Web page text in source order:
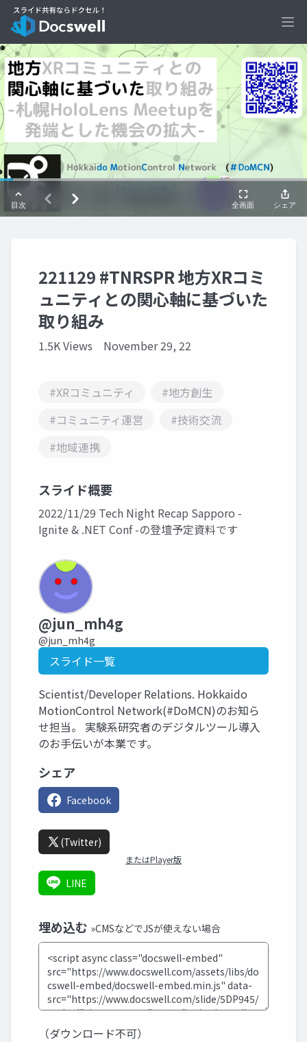
221129 #TNRSPR 地方XRコミ
ュニティとの関心軸に基づいた
取り組み
1.5K Views November 29, 22
#XRコミュニティ
#地方創生
#コミュニティ運営
#技術交流
#地域連携
スライド概要
2022/11/29 Tech Night Recap Sapporo -
Ignite & .NET Conf -の登壇予定資料です
@jun_mh4g
@jun_mh4g
スライド一覧
Scientist/Developer Relations. Hokkaido
MotionControl Network(#DoMCN)のお知ら
せ担当。 実験系研究者のデジタルツール導入
のお手伝いが本業です。
シェア
Facebook
(Twitter)
またはPlayer版
LINE
埋め込む »CMSなどでJSが使えない場合
（ダウンロード不可）